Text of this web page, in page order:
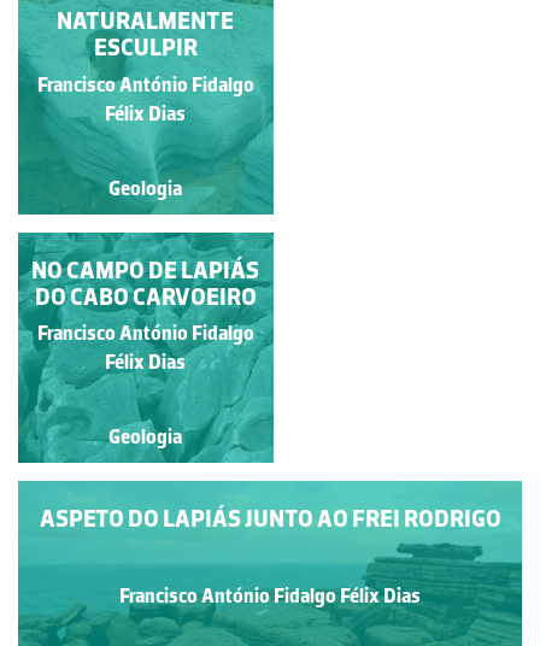
LAPIÁS LITORAL
Francisco António Fidalgo
Félix Dias
Geologia
NATURALMENTE
ESCULPIR
Francisco António Fidalgo
Félix Dias
Geologia
CAMPO DE LAPIÁS
Francisco António Fidalgo
Félix Dias
Geologia
NO CAMPO DE LAPIÁS
DO CABO CARVOEIRO
Francisco António Fidalgo
Félix Dias
Geologia
ASPETO DO LAPIÁS JUNTO AO FREI RODRIGO
Francisco António Fidalgo Félix Dias